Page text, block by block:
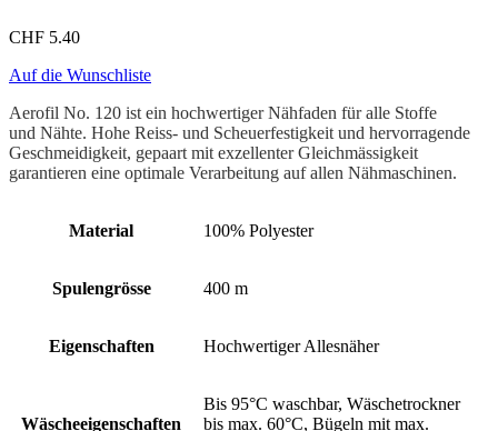
CHF 5.40
Auf die Wunschliste
Aerofil No. 120 ist ein hochwertiger Nähfaden für alle Stoffe
und Nähte. Hohe Reiss- und Scheuerfestigkeit und hervorragende
Geschmeidigkeit, gepaart mit exzellenter Gleichmässigkeit
garantieren eine optimale Verarbeitung auf allen Nähmaschinen.
Material 100% Polyester
Spulengrösse 400 m
Eigenschaften Hochwertiger Allesnäher
Wäscheeigenschaften
Bis 95°C waschbar, Wäschetrockner
bis max. 60°C, Bügeln mit max.